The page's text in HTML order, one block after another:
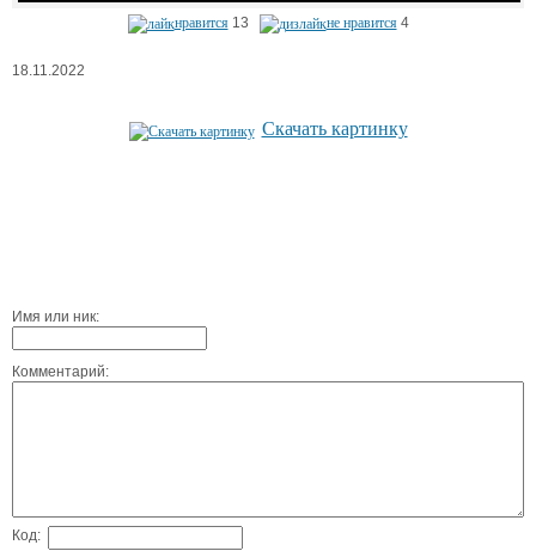
нравится 13 не нравится 4
18.11.2022
Скачать картинку
Имя или ник:
Комментарий:
Код: